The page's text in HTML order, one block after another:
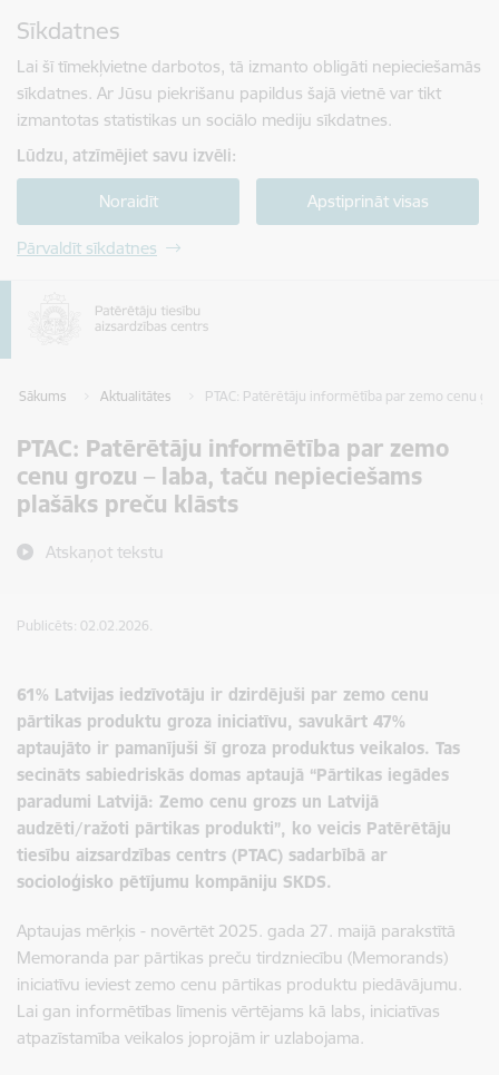
Sīkdatnes
Lai šī tīmekļvietne darbotos, tā izmanto obligāti nepieciešamās
sīkdatnes. Ar Jūsu piekrišanu papildus šajā vietnē var tikt
izmantotas statistikas un sociālo mediju sīkdatnes.
Lūdzu, atzīmējiet savu izvēli:
Noraidīt Apstiprināt visas
Pārvaldīt sīkdatnes
Sākums Aktualitātes PTAC: Patērētāju informētība par zemo cenu
PTAC: Patērētāju informētība par zemo
cenu grozu – laba, taču nepieciešams
plašāks preču klāsts
Atskaņot tekstu
Publicēts: 02.02.2026.
61% Latvijas iedzīvotāju ir dzirdējuši par zemo cenu
pārtikas produktu groza iniciatīvu, savukārt 47%
aptaujāto ir pamanījuši šī groza produktus veikalos. Tas
secināts sabiedriskās domas aptaujā “Pārtikas iegādes
paradumi Latvijā: Zemo cenu grozs un Latvijā
audzēti/ražoti pārtikas produkti”, ko veicis Patērētāju
tiesību aizsardzības centrs (PTAC) sadarbībā ar
socioloģisko pētījumu kompāniju SKDS.
Aptaujas mērķis - novērtēt 2025. gada 27. maijā parakstītā
Memoranda par pārtikas preču tirdzniecību (Memorands)
iniciatīvu ieviest zemo cenu pārtikas produktu piedāvājumu.
Lai gan informētības līmenis vērtējams kā labs, iniciatīvas
atpazīstamība veikalos joprojām ir uzlabojama.